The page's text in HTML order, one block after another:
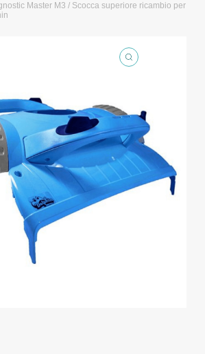
Master M3 / Scocca superiore ricambio per